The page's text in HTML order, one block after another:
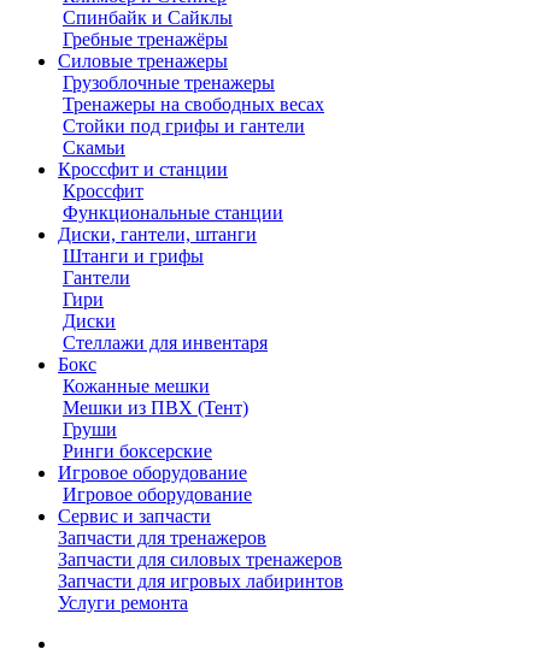
Спинбайк и Сайклы
Гребные тренажёры
Силовые тренажеры
Грузоблочные тренажеры
Тренажеры на свободных весах
Стойки под грифы и гантели
Скамьи
Кроссфит и станции
Кроссфит
Функциональные станции
Диски, гантели, штанги
Штанги и грифы
Гантели
Гири
Диски
Стеллажи для инвентаря
Бокс
Кожанные мешки
Мешки из ПВХ (Тент)
Груши
Ринги боксерские
Игровое оборудование
Игровое оборудование
Сервис и запчасти
Запчасти для тренажеров
Запчасти для силовых тренажеров
Запчасти для игровых лабиринтов
Услуги ремонта